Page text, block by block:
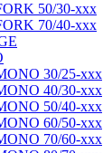
50/30-xxx
70/40-xxx
30/25-xxx
40/30-xxx
50/40-xxx
60/50-xxx
70/60-xxx